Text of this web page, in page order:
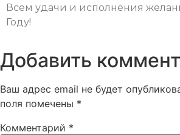
Всем удачи и исполнения
Году!
Добавить
Ваш адрес email не будет
поля помечены *
Комментарий *